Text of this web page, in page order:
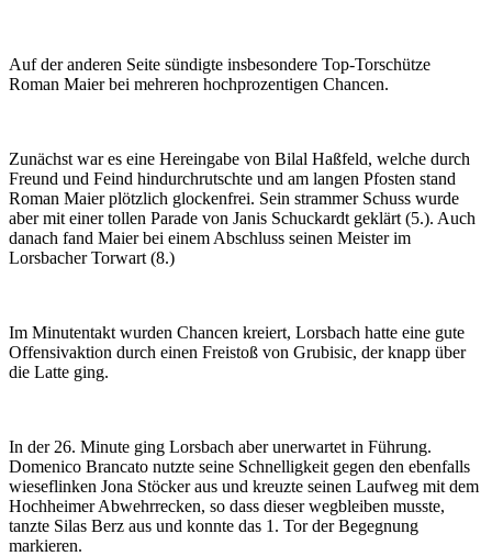
Auf der anderen Seite sündigte insbesondere Top-Torschütze
Roman Maier bei mehreren hochprozentigen Chancen.
Zunächst war es eine Hereingabe von Bilal Haßfeld, welche durch
Freund und Feind hindurchrutschte und am langen Pfosten stand
Roman Maier plötzlich glockenfrei. Sein strammer Schuss wurde
aber mit einer tollen Parade von Janis Schuckardt geklärt (5.). Auch
danach fand Maier bei einem Abschluss seinen Meister im
Lorsbacher Torwart (8.)
Im Minutentakt wurden Chancen kreiert, Lorsbach hatte eine gute
Offensivaktion durch einen Freistoß von Grubisic, der knapp über
die Latte ging.
In der 26. Minute ging Lorsbach aber unerwartet in Führung.
Domenico Brancato nutzte seine Schnelligkeit gegen den ebenfalls
wieseflinken Jona Stöcker aus und kreuzte seinen Laufweg mit dem
Hochheimer Abwehrrecken, so dass dieser wegbleiben musste,
tanzte Silas Berz aus und konnte das 1. Tor der Begegnung
markieren.